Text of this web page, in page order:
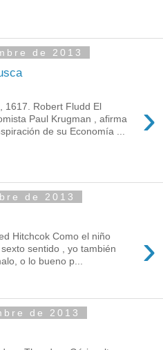
de 2013
›
1617. Robert Fludd El
Paul Krugman , afirma
de su Economía ...
de 2013
›
Hitchcok Como el niño
sentido , yo también
o lo bueno p...
de 2013